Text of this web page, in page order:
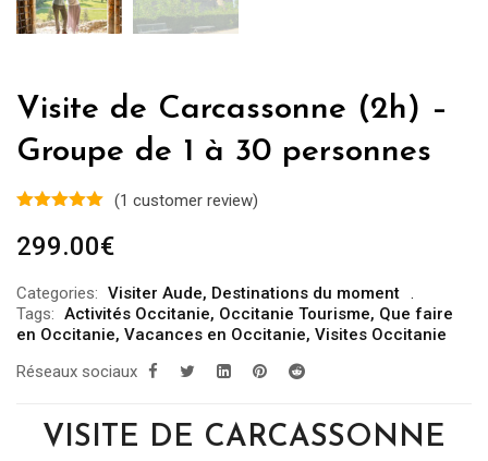
Visite de Carcassonne (2h) –
Groupe de 1 à 30 personnes
(1 customer review)
299.00€
Categories: Visiter Aude, Destinations du moment
Tags: Activités Occitanie, Occitanie Tourisme, Que faire
en Occitanie, Vacances en Occitanie, Visites Occitanie
Réseaux sociaux
VISITE DE CARCASSONNE